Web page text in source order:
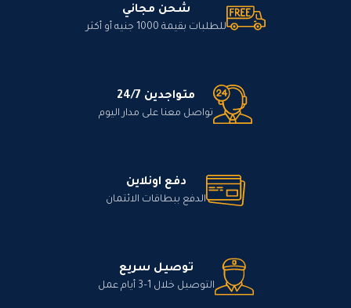
شحن مجاني
للطلبات بقيمة 1000 جنيه أو أكثر
متواجدين 24/7
تواصل معنا على مدار اليوم
دفع اونلاين
الدفع ببطاقات الائتمان
توصيل سريع
التوصيل خلال 1–3 أيام عمل